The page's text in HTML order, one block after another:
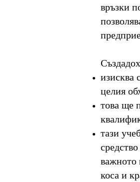
връзки
изисква
целия
това ще
тази
важното
коса и